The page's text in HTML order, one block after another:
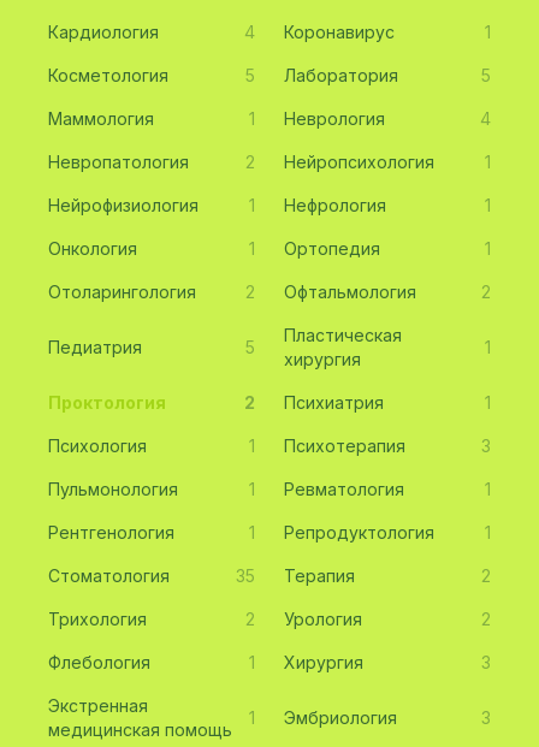
Кардиология 4 Коронавирус 1
Косметология 5 Лаборатория 5
Маммология 1 Неврология 4
Невропатология 2 Нейропсихология 1
Нейрофизиология 1 Нефрология 1
Онкология 1 Ортопедия 1
Отоларингология 2 Офтальмология 2
Педиатрия 5
Пластическая
хирургия
1
Проктология 2 Психиатрия 1
Психология 1 Психотерапия 3
Пульмонология 1 Ревматология 1
Рентгенология 1 Репродуктология 1
Стоматология 35 Терапия 2
Трихология 2 Урология 2
Флебология 1 Хирургия 3
Экстренная
медицинская помощь
1 Эмбриология 3